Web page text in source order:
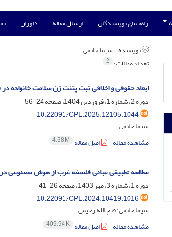
راهنمای نویسندگان ارسال مقاله داوران
نویسنده =سیما حاتمی
تعداد مقالات: 2
ابعاد حقوقی و اخلاقی ثبت پتنت ژن سلامت خانواده
دوره 2، شماره 1، فروردین 1404، صفحه
24-56
10.22091/CPL.2025.12105.1044
سیما حاتمی
مشاهده مقاله
اصل مقاله 4.38 M
مطالعه تطبیقی مبانی فلسفه غرب از هوش مصنوعی
دوره 1، شماره 3، مهر 1403، صفحه
26-41
10.22091/CPL.2024.10419.1016
سیما حاتمی؛ فتح الله رحیمی
مشاهده مقاله
اصل مقاله 409.94 K